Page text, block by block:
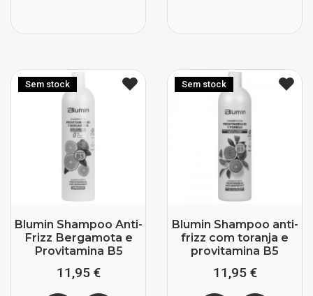
Sem stock
Blumin Shampoo Anti-
Frizz Bergamota e
Provitamina B5
11,95 €
Sem stock
Blumin Shampoo anti-
frizz com toranja e
provitamina B5
11,95 €